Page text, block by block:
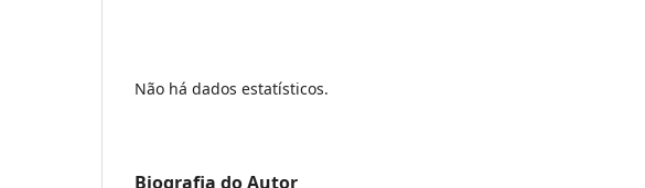
Não há dados estatísticos.
Biografia do Autor